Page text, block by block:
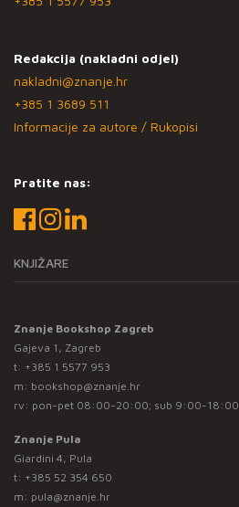
Redakcija (nakladni odjel)
nakladni@znanje.hr
+385 1 3689 511
Informacije za autore / Rukopisi
Pratite nas:
KNJIŽARE
Znanje Bookshop Zagreb
Gajeva 1, Zagreb
t: +385 1 5577 953
m: bookshop@znanje.hr
rv: pon-pet 08:00-20:00; sub 9:00-18:00
Znanje Pula
Giardini 4, Pula
t: +385 52 354 650
m: pula@znanje.hr